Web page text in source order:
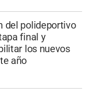
del polideportivo
final y
los nuevos
año